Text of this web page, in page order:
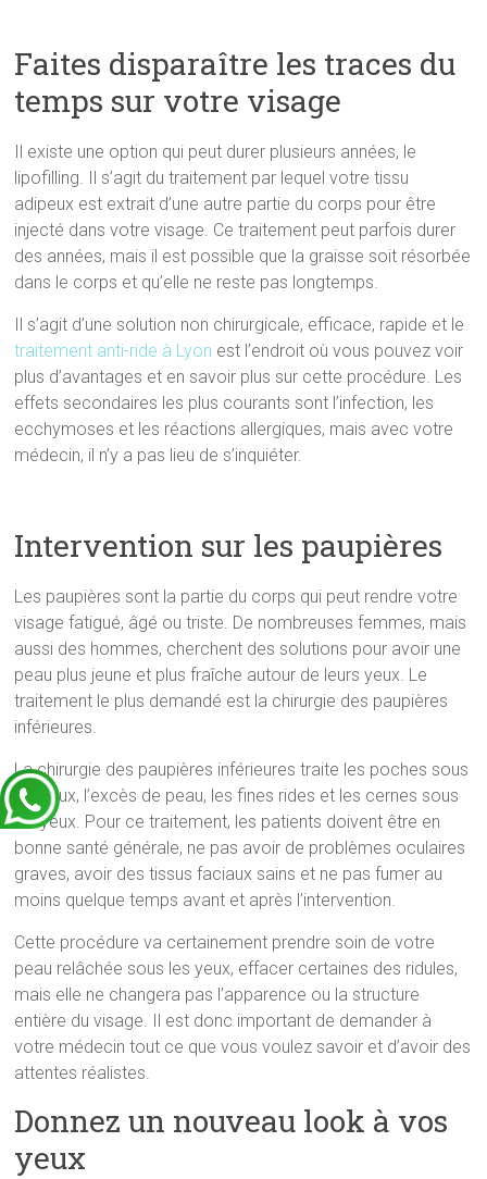
Faites disparaître les traces du
temps sur votre visage
Il existe une option qui peut durer plusieurs années, le
lipofilling. Il s’agit du traitement par lequel votre tissu
adipeux est extrait d’une autre partie du corps pour être
injecté dans votre visage. Ce traitement peut parfois durer
des années, mais il est possible que la graisse soit résorbée
dans le corps et qu’elle ne reste pas longtemps.
Il s’agit d’une solution non chirurgicale, efficace, rapide et le
traitement anti-ride à Lyon est l’endroit où vous pouvez voir
plus d’avantages et en savoir plus sur cette procédure. Les
effets secondaires les plus courants sont l’infection, les
ecchymoses et les réactions allergiques, mais avec votre
médecin, il n’y a pas lieu de s’inquiéter.
Intervention sur les paupières
Les paupières sont la partie du corps qui peut rendre votre
visage fatigué, âgé ou triste. De nombreuses femmes, mais
aussi des hommes, cherchent des solutions pour avoir une
peau plus jeune et plus fraîche autour de leurs yeux. Le
traitement le plus demandé est la chirurgie des paupières
inférieures.
La chirurgie des paupières inférieures traite les poches sous
les yeux, l’excès de peau, les fines rides et les cernes sous
les yeux. Pour ce traitement, les patients doivent être en
bonne santé générale, ne pas avoir de problèmes oculaires
graves, avoir des tissus faciaux sains et ne pas fumer au
moins quelque temps avant et après l’intervention.
Cette procédure va certainement prendre soin de votre
peau relâchée sous les yeux, effacer certaines des ridules,
mais elle ne changera pas l’apparence ou la structure
entière du visage. Il est donc important de demander à
votre médecin tout ce que vous voulez savoir et d’avoir des
attentes réalistes.
Donnez un nouveau look à vos
yeux